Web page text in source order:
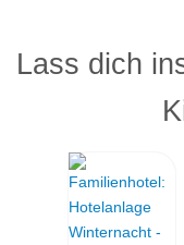
Lass dich